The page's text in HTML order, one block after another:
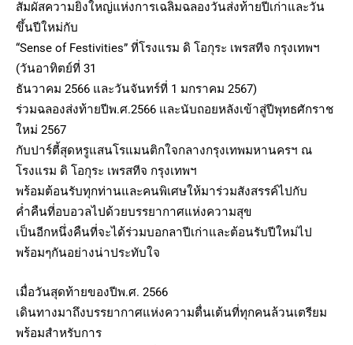
สัมผัสความยิ่งใหญ่แห่งการเฉลิมฉลองวันส่งท้ายปีเก่าและวัน
ขึ้นปีใหม่กับ
“Sense of Festivities” ที่โรงแรม ดิ โอกุระ เพรสทีจ กรุงเทพฯ
(วันอาทิตย์ที่ 31
ธันวาคม 2566 และวันจันทร์ที่ 1 มกราคม 2567)
ร่วมฉลองส่งท้ายปีพ.ศ.2566 และนับถอยหลังเข้าสู่ปีพุทธศักราช
ใหม่ 2567
กับปาร์ตี้สุดหรูแสนโรแมนติกใจกลางกรุงเทพมหานครฯ ณ
โรงแรม ดิ โอกุระ เพรสทีจ กรุงเทพฯ
พร้อมต้อนรับทุกท่านและคนพิเศษให้มาร่วมสังสรรค์ไปกับ
ค่ำคืนที่อบอวลไปด้วยบรรยากาศแห่งความสุข
เป็นอีกหนึ่งคืนที่จะได้ร่วมบอกลาปีเก่าและต้อนรับปีใหม่ไป
พร้อมๆกันอย่างน่าประทับใจ
เมื่อวันสุดท้ายของปีพ.ศ. 2566
เดินทางมาถึงบรรยากาศแห่งความตื่นเต้นที่ทุกคนล้วนเตรียม
พร้อมสำหรับการ